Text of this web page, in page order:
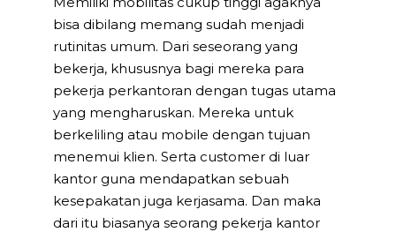
bisa dibilang memang sudah menjadi
rutinitas umum. Dari seseorang yang
bekerja, khususnya bagi mereka para
pekerja perkantoran dengan tugas utama
yang mengharuskan. Mereka untuk
berkeliling atau mobile dengan tujuan
menemui klien. Serta customer di luar
kantor guna mendapatkan sebuah
kesepakatan juga kerjasama. Dan maka
dari itu biasanya seorang pekerja kantor